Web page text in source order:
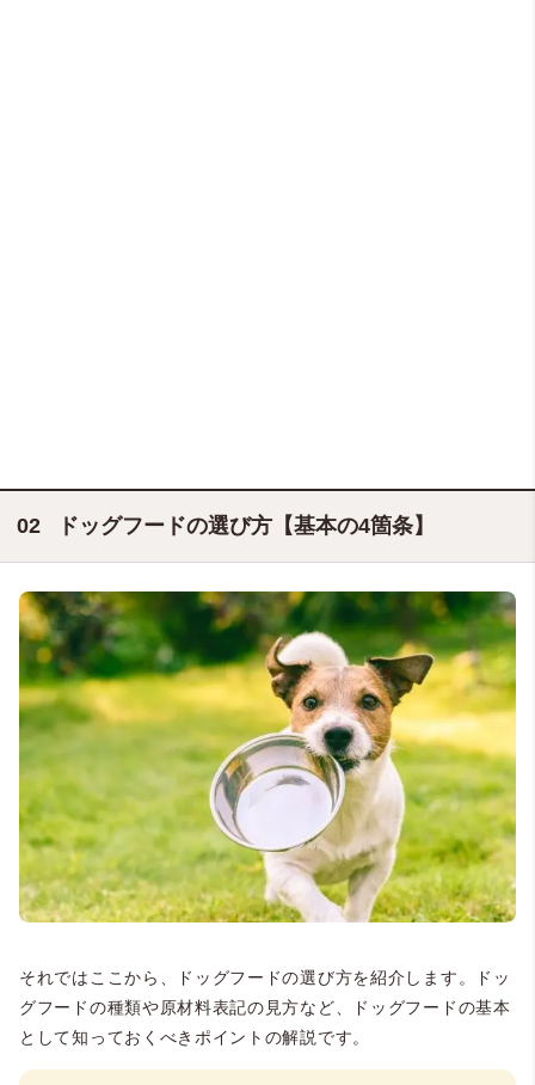
ドッグフードの選び方【基本の4箇条】
それではここから、ドッグフードの選び方を紹介します。ドッ
グフードの種類や原材料表記の見方など、ドッグフードの基本
として知っておくべきポイントの解説です。